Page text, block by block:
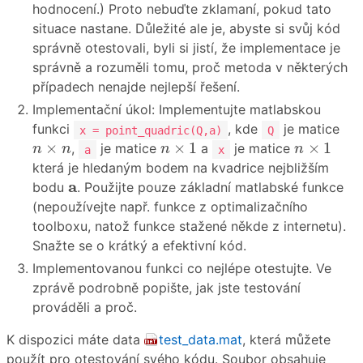
hodnocení.) Proto nebuďte zklamaní, pokud tato
situace nastane. Důležité ale je, abyste si svůj kód
správně otestovali, byli si jistí, že implementace je
správně a rozuměli tomu, proč metoda v některých
případech nenajde nejlepší řešení.
Implementační úkol: Implementujte matlabskou
funkci
x = point_quadric(Q,a) , kde Q je matice
n × n
n ×n , a je matice n × 1
n ×1 a x je maticen × 1
n ×1
která je hledaným bodem na kvadrice nejbližším
bodu a
a. Použijte pouze základní matlabské funkce
(nepoužívejte např. funkce z optimalizačního
toolboxu, natož funkce stažené někde z internetu).
Snažte se o krátký a efektivní kód.
Implementovanou funkci co nejlépe otestujte. Ve
zprávě podrobně popište, jak jste testování
prováděli a proč.
K dispozici máte data
test_data.mat, která můžete
použít pro otestování svého kódu. Soubor obsahuje